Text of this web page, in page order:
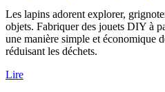
Les lapins adorent explorer,
objets. Fabriquer des jouets DIY à
une manière simple et économique
réduisant les déchets.
Lire